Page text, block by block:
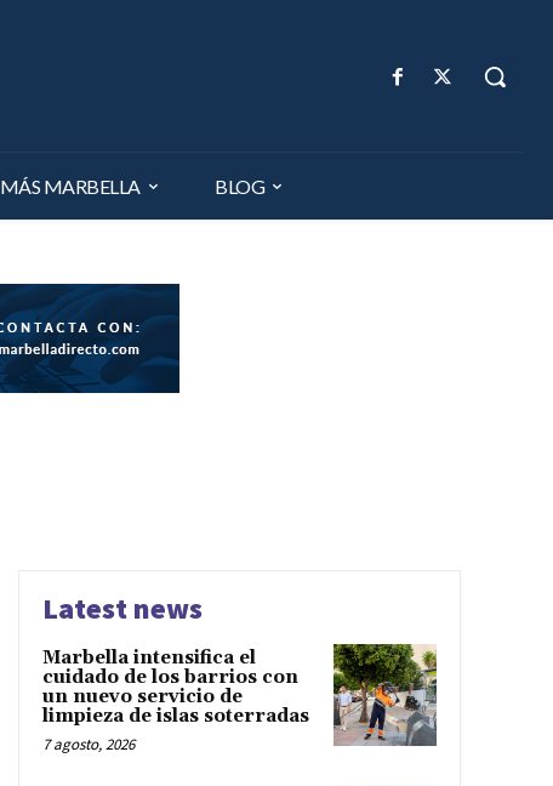
MÁS MARBELLA BLOG
Latest news
Marbella intensifica el
cuidado de los barrios con
un nuevo servicio de
limpieza de islas soterradas
7 agosto, 2026